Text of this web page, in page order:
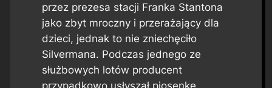
przez prezesa stacji Franka Stantona
jako zbyt mroczny i przerażający dla
dzieci, jednak to nie zniechęciło
Silvermana. Podczas jednego ze
służbowych lotów producent
przypadkowo usłyszał piosenkę